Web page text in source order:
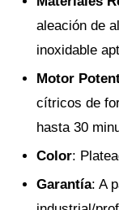
aleación de
inoxidable
Motor
cítricos de
hasta 30
Color:
Garantía: A